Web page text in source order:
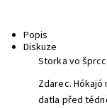
Popis
Diskuze
Storka vo
Zdarec. Hókajó
datla před